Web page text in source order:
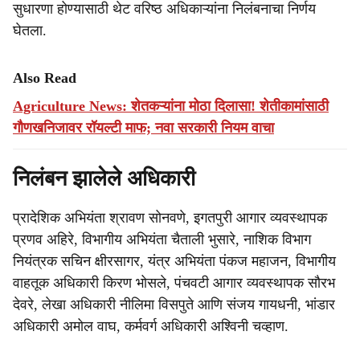
सुधारणा होण्यासाठी थेट वरिष्ठ अधिकाऱ्यांना निलंबनाचा निर्णय
घेतला.
Also Read
Agriculture News: शेतकऱ्यांना मोठा दिलासा! शेतीकामांसाठी
गौणखनिजावर रॉयल्टी माफ; नवा सरकारी नियम वाचा
निलंबन झालेले अधिकारी
प्रादेशिक अभियंता श्रावण सोनवणे, इगतपुरी आगार व्यवस्थापक
प्रणव अहिरे, विभागीय अभियंता चैताली भुसारे, नाशिक विभाग
नियंत्रक सचिन क्षीरसागर, यंत्र अभियंता पंकज महाजन, विभागीय
वाहतूक अधिकारी किरण भोसले, पंचवटी आगार व्यवस्थापक सौरभ
देवरे, लेखा अधिकारी नीलिमा विसपुते आणि संजय गायधनी, भांडार
अधिकारी अमोल वाघ, कर्मवर्ग अधिकारी अश्विनी चव्हाण.